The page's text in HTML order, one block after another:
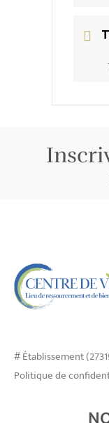
# Établissement
Politique de